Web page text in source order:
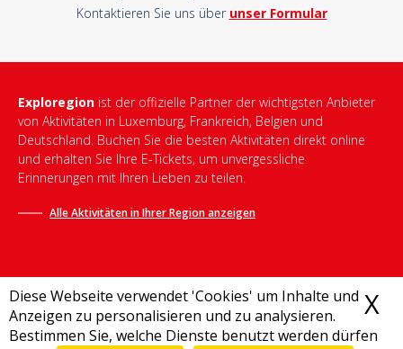
Diese Webseite verwendet 'Cookies' um Inhalte und
Anzeigen zu personalisieren und zu analysieren.
Bestimmen Sie, welche Dienste benutzt werden dürfen
X
Kontaktieren Sie uns über unser Formular
Exploregion ist der offizielle Partner der wichtigsten Anbieter
von Aktivitäten in Luxemburg, Frankreich, Belgien und
Deutschland. Buchen Sie die besten Aktivitäten direkt online
und erhalten Sie Ihre E-Tickets, um unvergessliche
Erinnerungen mit Ihren Lieben zu teilen.
Alle Aktivitäten in Ihrer Region anzeigen
Allgemeine Geschäftsbedingungen-Datenschutzrichtlinie-